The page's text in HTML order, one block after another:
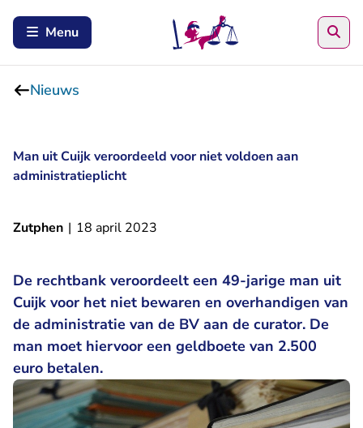
Menu
Nieuws
Man uit Cuijk veroordeeld voor niet voldoen aan
administratieplicht
Zutphen | 18 april 2023
De rechtbank veroordeelt een 49-jarige man uit
Cuijk voor het niet bewaren en overhandigen van
de administratie van de BV aan de curator. De
man moet hiervoor een geldboete van 2.500
euro betalen.